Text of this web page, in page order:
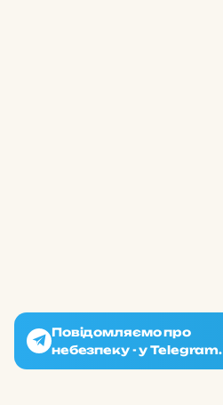
Повідомляємо про
небезпеку - у Telegram.